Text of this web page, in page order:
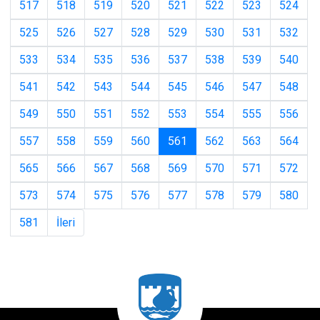
517 518 519 520 521 522 523
524
525
526 527 528 529 530 531
532
533
534 535 536 537 538 539
540
541
542 543 544 545 546 547
548
549
550 551 552 553 554 555
556
557
558 559 560 561 (current)
562 563
564
565
566 567 568 569 570 571
572
573
574 575 576 577 578 579
580
581
İleri